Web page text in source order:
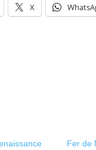
X
Fer de